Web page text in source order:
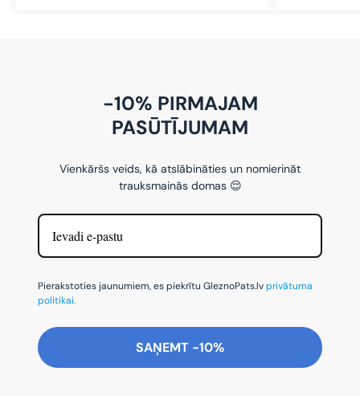
-10% PIRMAJAM
PASŪTĪJUMAM
Vienkāršs veids, kā atslābināties un nomierināt
trauksmainās domas 😌
Pierakstoties jaunumiem, es piekrītu GleznoPats.lvprivātuma
politikai.
SAŅEMT -10%